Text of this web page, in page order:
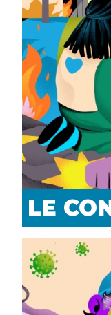
LE